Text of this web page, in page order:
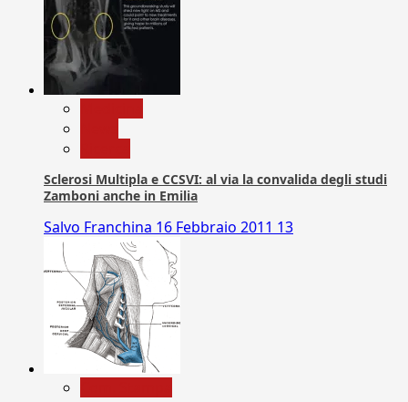
Sclerosi Multipla e CCSVI: al via la convalida degli studi
Zamboni anche in Emilia
Salvo Franchina 16 Febbraio 2011 13